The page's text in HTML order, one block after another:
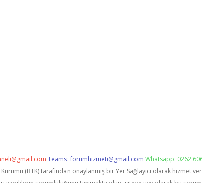
Teams:forumhizmeti@gmail.com Whatsapp: 0262
(BTK) tarafından onaylanmış bir Yer Sağlayıcı olarak